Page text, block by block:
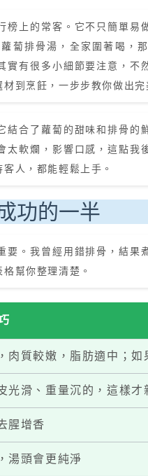
上的常客。它不只簡單易
蔔排骨湯，全家圍著喝，
有很多小細節要注意，不
到烹飪，一步步教你做出完
結合了蘿蔔的甜味和排骨的
太軟爛，影響口感，這點我
人，都能輕鬆上手。
功的一半
要。我曾經用錯排骨，結果
幫你整理清楚。
肉質較嫩，脂肪適中；
光滑、重量沉的，這樣才
腥增香
湯頭會更純淨